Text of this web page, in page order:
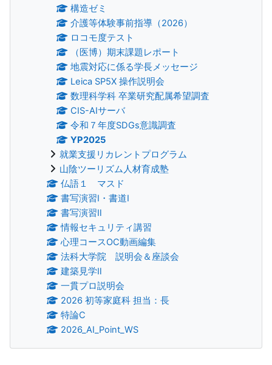
構造ゼミ
介護等体験事前指導（2026）
ロコモ度テスト
（医博）期末課題レポート
地震対応に係る学長メッセージ
Leica SP5X 操作説明会
数理科学科 卒業研究配属希望調査
CIS-AIサーバ
令和７年度SDGs意識調査
YP2025
就業支援リカレントプログラム
山陰ツーリズム人材育成塾
仏語１ マスド
書写演習Ⅰ・書道Ⅰ
書写演習Ⅱ
情報セキュリティ講習
心理コースOC動画編集
法科大学院 説明会＆座談会
建築見学Ⅱ
一貫プロ説明会
2026 初等家庭科 担当：長
特論C
2026_AI_Point_WS